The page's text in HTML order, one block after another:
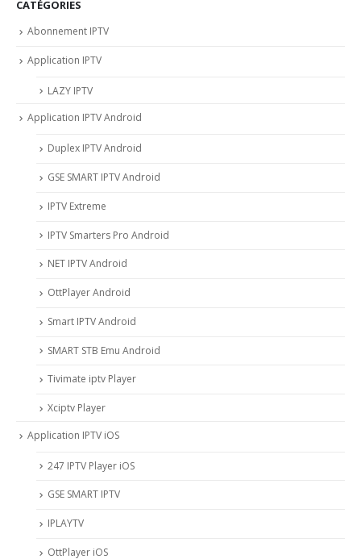
CATÉGORIES
Abonnement IPTV
Application IPTV
LAZY IPTV
Application IPTV Android
Duplex IPTV Android
GSE SMART IPTV Android
IPTV Extreme
IPTV Smarters Pro Android
NET IPTV Android
OttPlayer Android
Smart IPTV Android
SMART STB Emu Android
Tivimate iptv Player
Xciptv Player
Application IPTV iOS
247 IPTV Player iOS
‎GSE SMART IPTV
IPLAYTV
OttPlayer iOS